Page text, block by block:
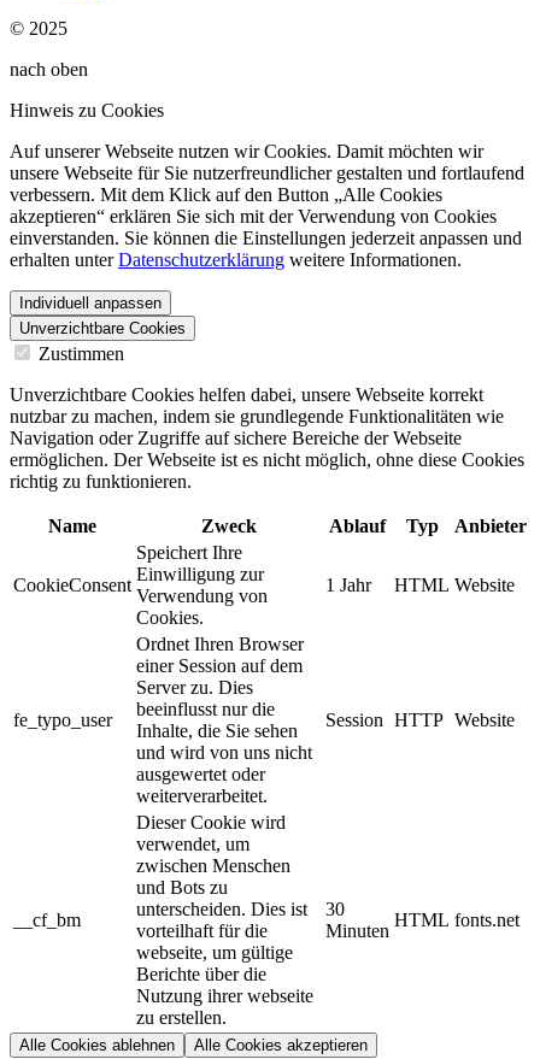
© 2025
nach oben
Hinweis zu Cookies
Auf unserer Webseite nutzen wir Cookies. Damit möchten wir
unsere Webseite für Sie nutzerfreundlicher gestalten und fortlaufend
verbessern. Mit dem Klick auf den Button „Alle Cookies
akzeptieren“ erklären Sie sich mit der Verwendung von Cookies
einverstanden. Sie können die Einstellungen jederzeit anpassen und
erhalten unterDatenschutzerklärung weitere Informationen.
Individuell anpassen
Unverzichtbare Cookies
Zustimmen
Unverzichtbare Cookies helfen dabei, unsere Webseite korrekt
nutzbar zu machen, indem sie grundlegende Funktionalitäten wie
Navigation oder Zugriffe auf sichere Bereiche der Webseite
ermöglichen. Der Webseite ist es nicht möglich, ohne diese Cookies
richtig zu funktionieren.
Name Zweck Ablauf Typ Anbieter
CookieConsent
Speichert Ihre
Einwilligung zur
Verwendung von
Cookies.
1 Jahr HTML Website
fe_typo_user
Ordnet Ihren Browser
einer Session auf dem
Server zu. Dies
beeinflusst nur die
Inhalte, die Sie sehen
und wird von uns nicht
ausgewertet oder
weiterverarbeitet.
Session HTTP Website
__cf_bm
Dieser Cookie wird
verwendet, um
zwischen Menschen
und Bots zu
unterscheiden. Dies ist
vorteilhaft für die
webseite, um gültige
Berichte über die
Nutzung ihrer webseite
zu erstellen.
30
Minuten
HTML fonts.net
Alle Cookies ablehnen Alle Cookies akzeptieren